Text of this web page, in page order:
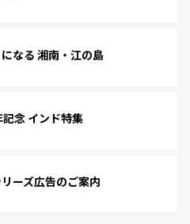
なる 湘南・江の島
念 インド特集
ーズ広告のご案内